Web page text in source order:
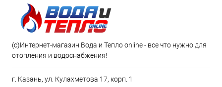
(c)Интернет-магазин Вода и Тепло online - все что нужно для
отопления и водоснабжения!
г. Казань, ул. Кулахметова 17, корп. 1